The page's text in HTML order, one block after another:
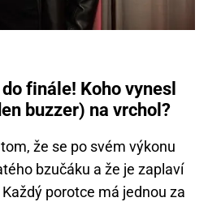
finále! Koho vynesl
buzzer) na vrchol?
že se po svém výkonu
bzučáku a že je zaplaví
porotce má jednou za